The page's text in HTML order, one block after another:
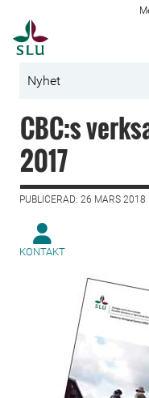
Nyhet
CBC:s
2017
PUBLICERAD: 26 MARS 2018
KONTAKT